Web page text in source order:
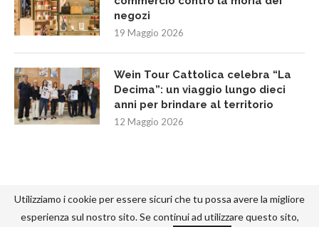
negozi
19 Maggio 2026
Wein Tour Cattolica celebra “La
Decima”: un viaggio lungo dieci
anni per brindare al territorio
12 Maggio 2026
Utilizziamo i cookie per essere sicuri che tu possa avere la migliore
esperienza sul nostro sito. Se continui ad utilizzare questo sito,